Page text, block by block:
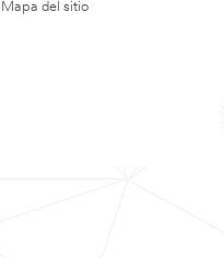
Mapa del sitio